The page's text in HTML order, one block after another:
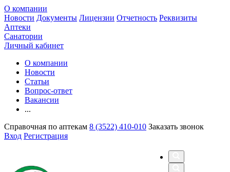
О компании
Новости Документы Лицензии Отчетность Реквизиты
Аптеки
Санатории
Личный кабинет
О компании
Новости
Статьи
Вопрос-ответ
Вакансии
...
Справочная по аптекам 8 (3522) 410-010 Заказать звонок
Вход Регистрация